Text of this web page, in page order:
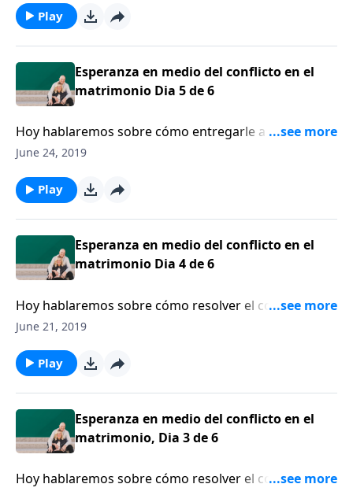
Play
Esperanza en medio del conflicto en el
matrimonio Dia 5 de 6
Hoy hablaremos sobre cómo entregarle a su pareja
un regalo especial, el regalo del perdón.
June 24, 2019
Play
Esperanza en medio del conflicto en el
matrimonio Dia 4 de 6
Hoy hablaremos sobre cómo resolver el conflicto en
el matrimonio y, al mismo tiempo, sobre cómo lidiar
June 21, 2019
Play
Esperanza en medio del conflicto en el
matrimonio, Dia 3 de 6
Hoy hablaremos sobre cómo resolver el conflicto en